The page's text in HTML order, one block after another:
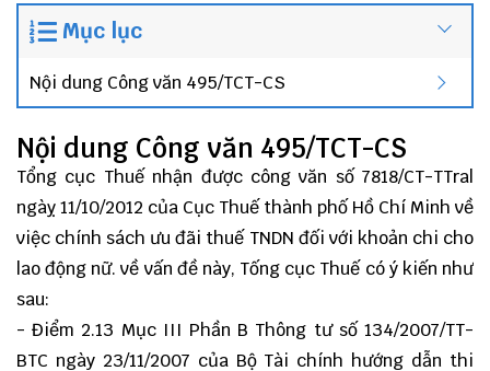
Mục lục
Nội dung Công văn 495/TCT-CS
Nội dung Công văn 495/TCT-CS
Tổng cục Thuế nhận được công văn số 7818/CT-TTral
ngàỵ 11/10/2012 của Cục Thuế thành phố Hồ Chí Minh về
việc chính sách ưu đãi thuế TNDN đối với khoản chi cho
lao động nữ. về vấn đề này, Tống cục Thuế có ý kiến như
sau:
- Điểm 2.13 Mục III Phần B Thông tư số 134/2007/TT-
BTC ngày 23/11/2007 của Bộ Tài chính hướng dẫn thi